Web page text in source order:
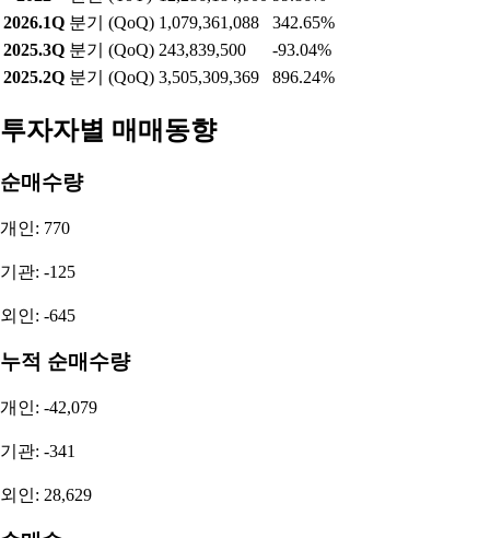
2026.1Q 분기 (QoQ) 1,079,361,088
342.65%
2025.3Q 분기 (QoQ) 243,839,500
-93.04%
2025.2Q 분기 (QoQ) 3,505,309,369 896.24%
투자자별 매매동향
순매수량
개인: 770
기관: -125
외인: -645
누적 순매수량
개인: -42,079
기관: -341
외인: 28,629